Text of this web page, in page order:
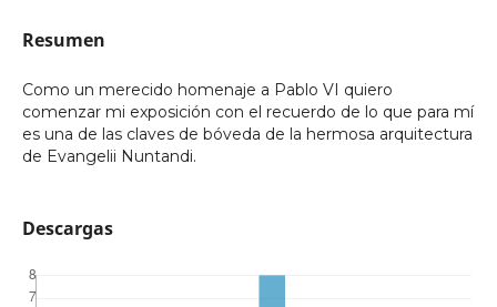
Resumen
Como un merecido homenaje a Pablo VI quiero
comenzar mi exposición con el recuerdo de lo que para mí
es una de las claves de bóveda de la hermosa arquitectura
de Evangelii Nuntandi.
Descargas